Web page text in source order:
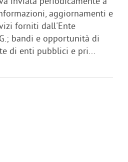
aggiornamenti e
forniti dall'Ente
bandi e opportunità di
di enti pubblici e pri...